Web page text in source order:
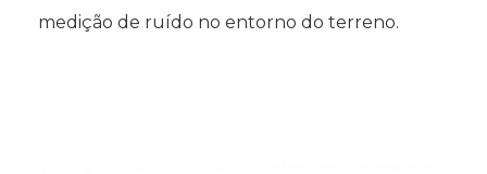
medição de ruído no entorno do terreno.